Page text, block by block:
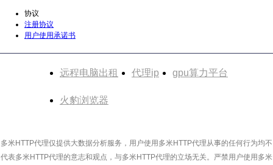
协议
注册协议
用户使用承诺书
远程电脑出租 代理ip gpu算力平台
火豹浏览器
多米HTTP代理仅提供大数据分析服务，用户使用多米HTTP代理从事的任何行为均不
代表多米HTTP代理的意志和观点，与多米HTTP代理的立场无关。严禁用户使用多米